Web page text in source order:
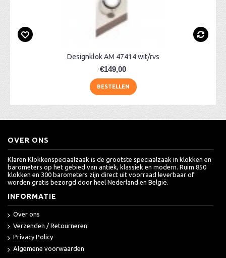
Designklok AM 47414 wit/rvs
€149,00
BESTELLEN
OVER ONS
Klaren Klokkenspeciaalzaak is de grootste speciaalzaak in klokken en
barometers op het gebied van antiek, klassiek en modern. Ruim 850
klokken en 300 barometers zijn direct uit voorraad leverbaar of
worden gratis bezorgd door heel Nederland en België.
INFORMATIE
Over ons
Verzenden / Retourneren
Privacy Policy
Algemene voorwaarden